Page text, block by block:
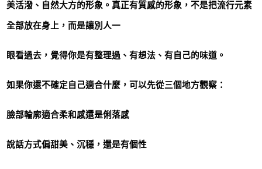
美活潑、自然大方的形象。真正有質感的形象，不是把流行元素
全部放在身上，而是讓別人一
眼看過去，覺得你是有整理過、有想法、有自己的味道。
如果你還不確定自己適合什麼，可以先從三個地方觀察：
臉部輪廓適合柔和感還是俐落感
說話方式偏甜美、沉穩，還是有個性